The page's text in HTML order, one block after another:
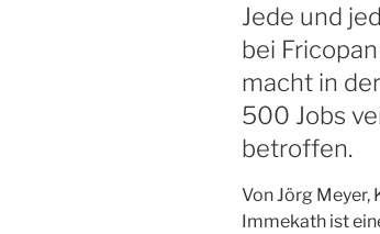
Jede und
bei
macht in
500 Jobs
betroffen.
Von Jörg Meyer,
Immekath ist